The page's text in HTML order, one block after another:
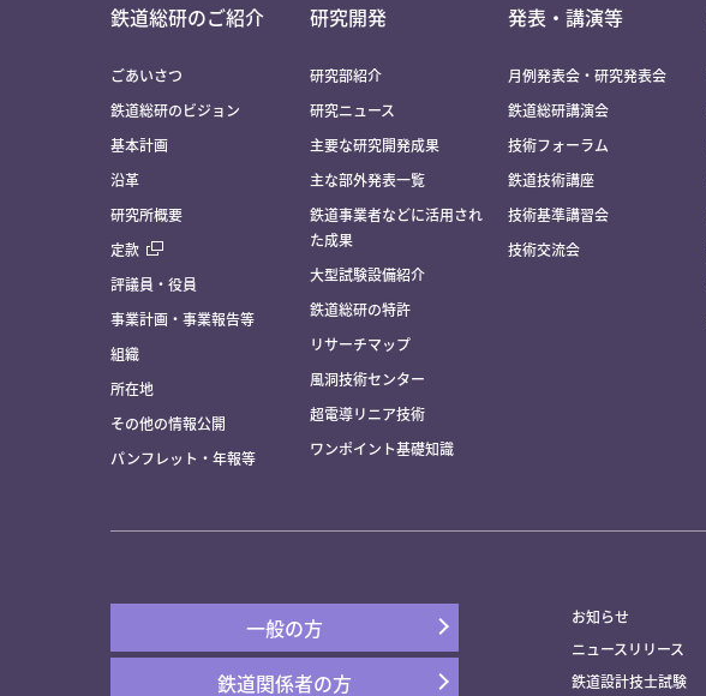
鉄道総研のご紹介
ごあいさつ
鉄道総研のビジョン
基本計画
沿革
研究所概要
定款
評議員・役員
事業計画・事業報告等
組織
所在地
その他の情報公開
パンフレット・年報等
研究開発
研究部紹介
研究ニュース
主要な研究開発成果
主な部外発表一覧
鉄道事業者などに活用され
た成果
大型試験設備紹介
鉄道総研の特許
リサーチマップ
風洞技術センター
超電導リニア技術
ワンポイント基礎知識
発表・講演等
月例発表会・研究発表会
鉄道総研講演会
技術フォーラム
鉄道技術講座
技術基準講習会
技術交流会
一般の方
鉄道関係者の方
お知らせ
ニュースリリース
鉄道設計技士試験